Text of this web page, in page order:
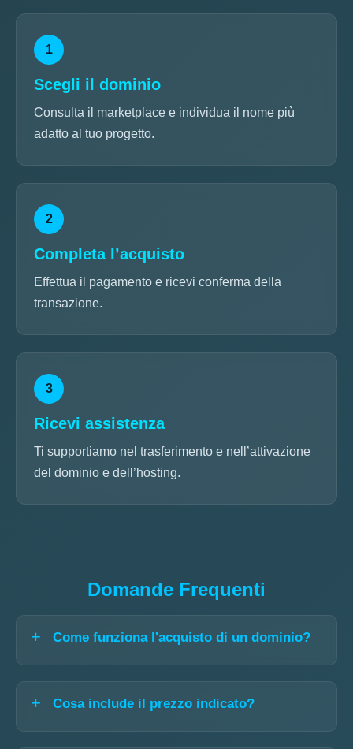
1
Scegli il dominio
Consulta il marketplace e individua il nome più
adatto al tuo progetto.
2
Completa l’acquisto
Effettua il pagamento e ricevi conferma della
transazione.
3
Ricevi assistenza
Ti supportiamo nel trasferimento e nell’attivazione
del dominio e dell’hosting.
Domande Frequenti
Come funziona l'acquisto di un dominio?
Cosa include il prezzo indicato?